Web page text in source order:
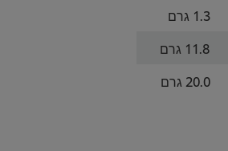
1.3 גרם
11.8 גרם
20.0 גרם